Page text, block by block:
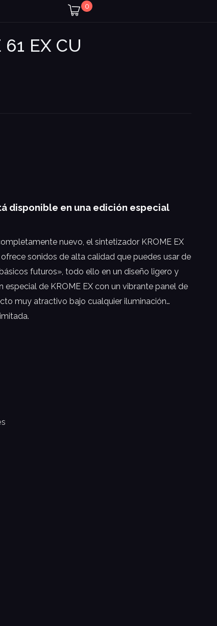
0
61 EX CU
disponible en una edición especial
nuevo, el sintetizador KROME EX
sonidos de alta calidad que puedes usar de
futuros», todo ello en un diseño ligero y
especial de KROME EX con un vibrante panel de
muy atractivo bajo cualquier iluminación…